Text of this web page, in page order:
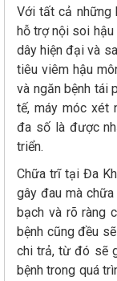
Với tất cả những
hỗ trợ nội soi
dây hiện đại và
tiêu viêm hậu
và ngăn bệnh tái
tế, máy móc xét
đa số là được
triển.
Chữa trĩ tại Đa
gây đau mà
bạch và rõ ràng
bệnh cũng đều
chi trả, từ đó sẽ
bệnh trong quá